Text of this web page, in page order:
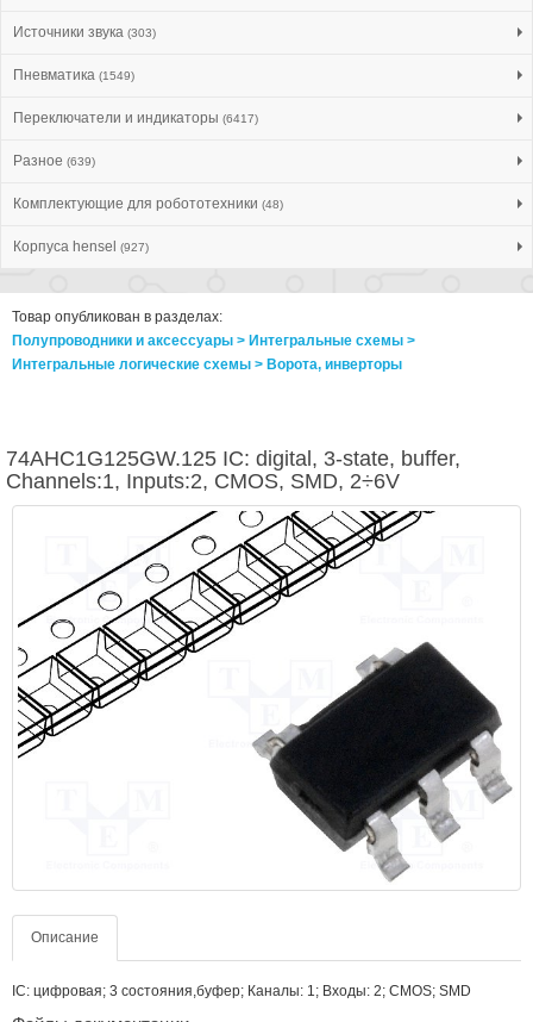
Источники звука (303)
Пневматика (1549)
Переключатели и индикаторы (6417)
Разное (639)
Комплектующие для робототехники (48)
Корпуса hensel (927)
Товар опубликован в разделах:
Полупроводники и аксессуары > Интегральные схемы >
Интегральные логические схемы > Ворота, инверторы
74AHC1G125GW.125 IC: digital, 3-state, buffer,
Channels:1, Inputs:2, CMOS, SMD, 2÷6V
Описание
IC: цифровая; 3 состояния,буфер; Каналы: 1; Входы: 2; CMOS; SMD